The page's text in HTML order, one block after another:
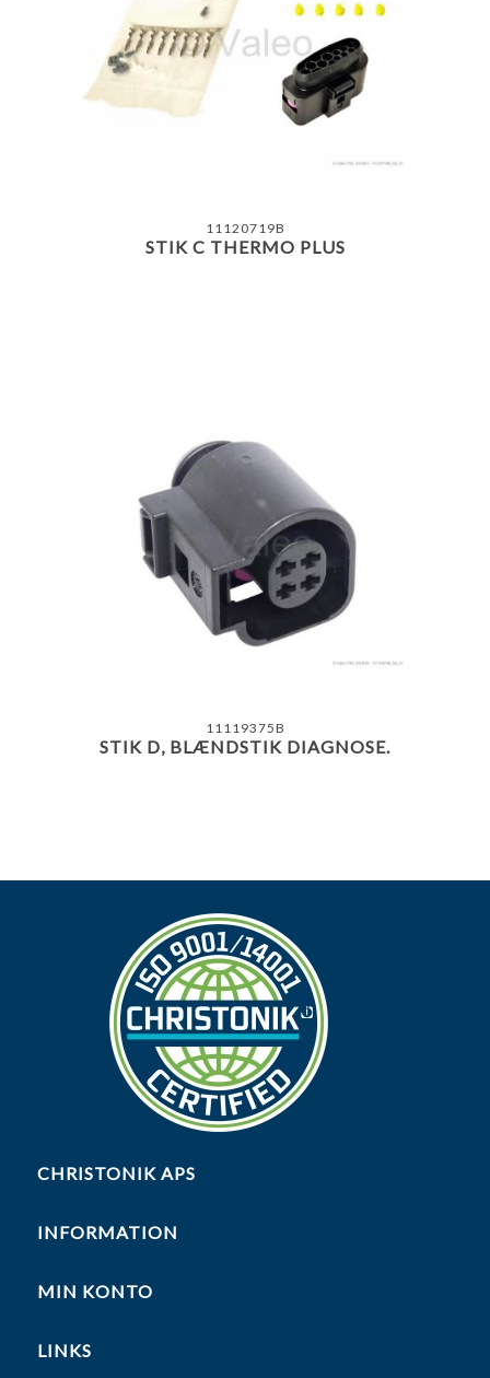
11120719B
STIK C THERMO PLUS
11119375B
STIK D, BLÆNDSTIK DIAGNOSE.
CHRISTONIK APS
INFORMATION
MIN KONTO
LINKS